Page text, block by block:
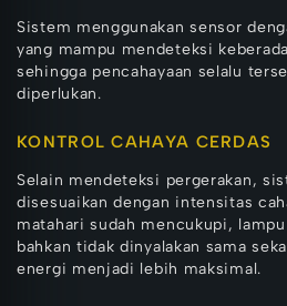
Sistem menggunakan sensor
yang mampu mendeteksi
sehingga pencahayaan selalu
diperlukan.
KONTROL CAHAYA CERDAS
Selain mendeteksi pergerakan,
disesuaikan dengan intensitas
matahari sudah mencukupi,
bahkan tidak dinyalakan sama
energi menjadi lebih maksimal.